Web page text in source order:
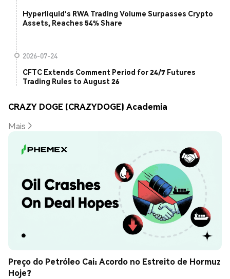
Hyperliquid's RWA Trading Volume Surpasses Crypto
Assets, Reaches 54% Share
2026-07-24
CFTC Extends Comment Period for 24/7 Futures
Trading Rules to August 26
CRAZY DOGE (CRAZYDOGE) Academia
Mais
Preço do Petróleo Cai: Acordo no Estreito de Hormuz
Hoje?